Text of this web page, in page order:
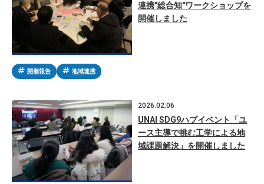
連携"総合知"ワークショップを
開催しました
tag 開催報告 tag 地域連携
2026.02.06
UNAI SDG9ハブイベント「ユ
ース主導で挑む工学による地
域課題解決」を開催しました